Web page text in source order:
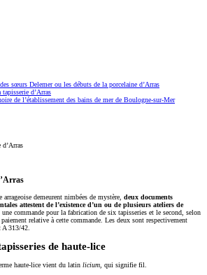
sœurs Delemer ou les débuts de la porcelaine d’Arras
d’Arras
de l’établissement des bains de mer de Boulogne-sur-Mer
d’Arras
demeurent nimbées de mystère, deux documents
attestent de l’existence d’un ou de plusieurs ateliers de
une commande pour la fabrication de six tapisseries et le second, selon
relative à cette commande. Les deux sont respectivement
A 313/42.
de haute-lice
haute-lice vient du latin licium, qui signifie fil.